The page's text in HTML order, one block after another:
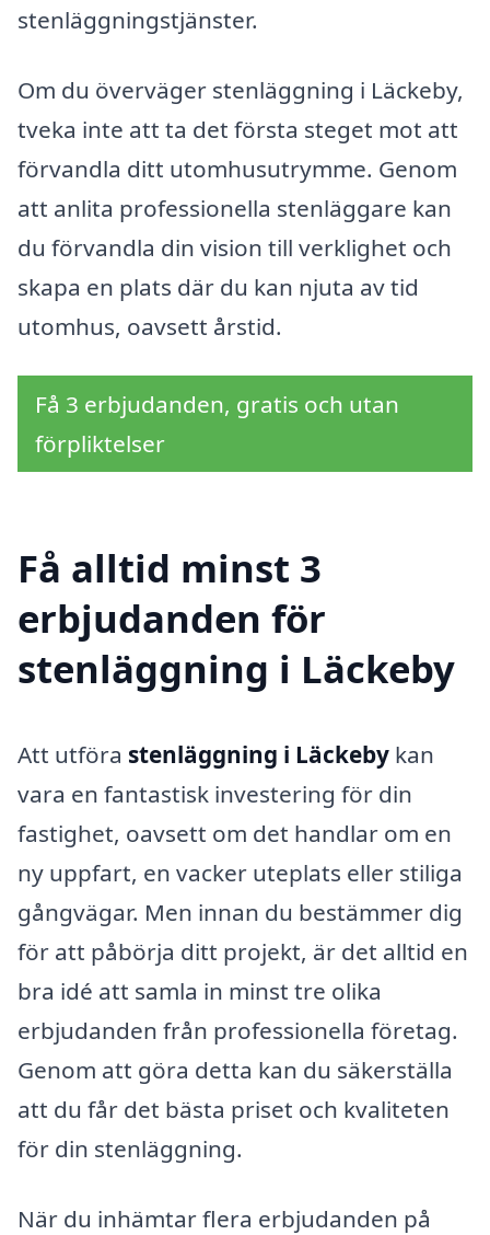
stenläggningstjänster.
Om du överväger stenläggning i Läckeby,
tveka inte att ta det första steget mot att
förvandla ditt utomhusutrymme. Genom
att anlita professionella stenläggare kan
du förvandla din vision till verklighet och
skapa en plats där du kan njuta av tid
utomhus, oavsett årstid.
Få 3 erbjudanden, gratis och utan
förpliktelser
Få alltid minst 3
erbjudanden för
stenläggning i Läckeby
Att utföra stenläggning i Läckeby kan
vara en fantastisk investering för din
fastighet, oavsett om det handlar om en
ny uppfart, en vacker uteplats eller stiliga
gångvägar. Men innan du bestämmer dig
för att påbörja ditt projekt, är det alltid en
bra idé att samla in minst tre olika
erbjudanden från professionella företag.
Genom att göra detta kan du säkerställa
att du får det bästa priset och kvaliteten
för din stenläggning.
När du inhämtar flera erbjudanden på